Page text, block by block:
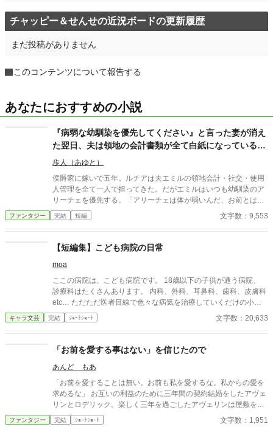
チャッピー＆せんせの近況ボードの更新履歴
まだ投稿がありません
このコンテンツについて報告する
あなたにおすすめの小説
『病弱な幼馴染を優先してください』と言った妻が消え
た翌日、夫は領地の会計書類が全て白紙になっているこ
とに気づいた
歩人（あゆと）
侯爵家に嫁いで五年。ルチアは夫エミルの領地会計・社交・使用
人管理を全て一人で担ってきた。だがエミルはいつも幼馴染のア
リーチェを優先する。「アリーチェは体が弱いんだ、お前とは違
う」——その言葉を百回聞いた日、ルチアは微笑んで離縁届に署
名した。「ええ、私は丈夫ですから。どうぞ幼馴染様をお大事
らの陳情の山、そして紅茶の淹れ方すら知らない自分。三ヶ月
として辣腕を振るっていた。
ファンタジー 完結 短編 文字数：9,553
【短編集】こども病院の日常
moa
ここの病院は、こども病院です。 18歳以下の子供が通う病院、
診療科はたくさんあります。 内科、外科、耳鼻科、歯科、皮膚科
etc… ただただ医者目線で色々な病気を治療していくだけの小説
です。 恋愛要素などは一切ありません。 密着病院24時！的な感
じです。 人物像などは表記していない為、読者様のご想像にお任
ください。 歯科以外の医療知識はそこまで詳しくないのですみま
せんがご了承ください。
キャラ文芸 完結 ｼｮｰﾄｼｮｰﾄ 文字数：20,633
「お前を愛する事はない」を信じたので
あんど もあ
「お前を愛することは無い。お前も私を愛するな。私からの愛を
求めるな」 お互いの利益のために三年間の契約結婚をしたアヴェ
リンとロデリック。楽しく三年を過ごしたアヴェリンは屋敷を出
ていこうとするのだが……。
ファンタジー 完結 ｼｮｰﾄｼｮｰﾄ 文字数：1,951